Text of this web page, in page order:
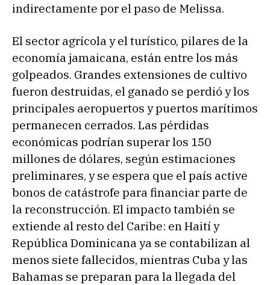
indirectamente por el paso de Melissa.
El sector agrícola y el turístico, pilares de la
economía jamaicana, están entre los más
golpeados. Grandes extensiones de cultivo
fueron destruidas, el ganado se perdió y los
principales aeropuertos y puertos marítimos
permanecen cerrados. Las pérdidas
económicas podrían superar los 150
millones de dólares, según estimaciones
preliminares, y se espera que el país active
bonos de catástrofe para financiar parte de
la reconstrucción. El impacto también se
extiende al resto del Caribe: en Haití y
República Dominicana ya se contabilizan al
menos siete fallecidos, mientras Cuba y las
Bahamas se preparan para la llegada del